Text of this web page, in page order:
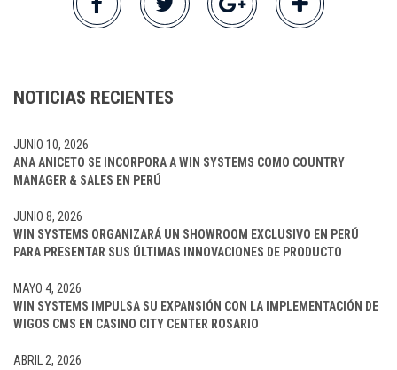
NOTICIAS RECIENTES
ANA ANICETO SE INCORPORA A WIN SYSTEMS COMO COUNTRY
MANAGER & SALES EN PERÚ
JUNIO 10, 2026
WIN SYSTEMS ORGANIZARÁ UN SHOWROOM EXCLUSIVO EN PERÚ
PARA PRESENTAR SUS ÚLTIMAS INNOVACIONES DE PRODUCTO
JUNIO 8, 2026
WIN SYSTEMS IMPULSA SU EXPANSIÓN CON LA IMPLEMENTACIÓN DE
WIGOS CMS EN CASINO CITY CENTER ROSARIO
MAYO 4, 2026
ABRIL 2, 2026